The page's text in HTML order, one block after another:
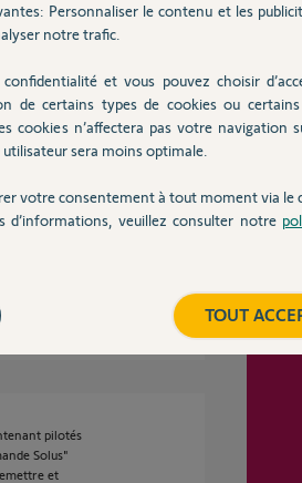
passer en IO
pour
pour pouvoir
et Tahoma
pilotés
Solus"
et
Personnaliser le contenu et les
notre trafic.
et vous pouvez choisir
de certains types de cookies ou certains
cookies n’affectera pas votre navigation
sera moins optimale.
votre consentement à tout moment via le
d’informations, veuillez consulter notre
TOUT